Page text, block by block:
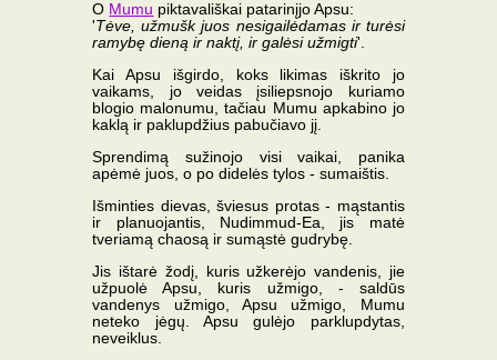
O Mumu piktavališkai patarinįjo Apsu:
'Tėve, užmušk juos nesigailėdamas ir turėsi
ramybę dieną ir naktį, ir galėsi užmigti'.
Kai Apsu išgirdo, koks likimas iškrito jo
vaikams, jo veidas įsiliepsnojo kuriamo
blogio malonumu, tačiau Mumu apkabino jo
kaklą ir paklupdžius pabučiavo jį.
Sprendimą sužinojo visi vaikai, panika
apėmė juos, o po didelės tylos - sumaištis.
Išminties dievas, šviesus protas - mąstantis
ir planuojantis, Nudimmud-Ea, jis matė
tveriamą chaosą ir sumąstė gudrybę.
Jis ištarė žodį, kuris užkerėjo vandenis, jie
užpuolė Apsu, kuris užmigo, - saldūs
vandenys užmigo, Apsu užmigo, Mumu
neteko jėgų. Apsu gulėjo parklupdytas,
neveiklus.